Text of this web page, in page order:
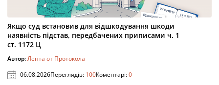
Якщо суд встановив для відшкодування шкоди
наявність підстав, передбачених приписами ч. 1
ст. 1172 Ц
Автор:Лента от Протокола
06.08.2026Переглядів: 100Коментарі:0